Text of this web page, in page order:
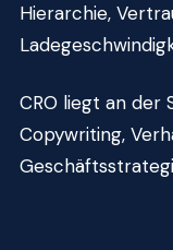
Hierarchie,
CRO liegt an der
Copywriting,